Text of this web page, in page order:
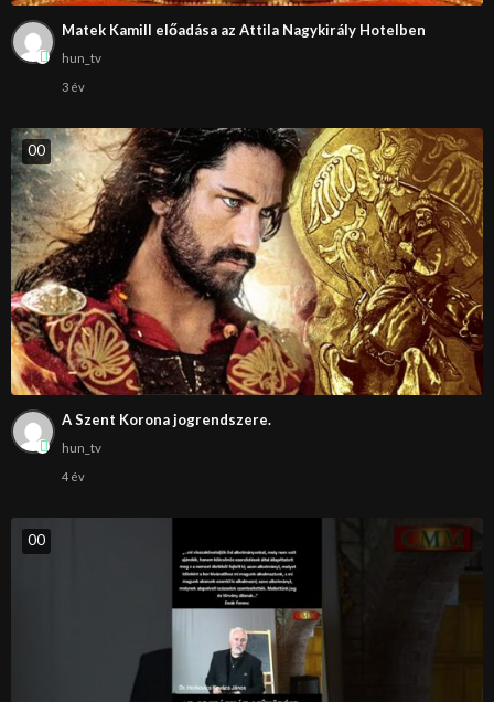
Matek Kamill előadása az Attila Nagykirály Hotelben
hun_tv
3 év
00
A Szent Korona jogrendszere.
hun_tv
4 év
00